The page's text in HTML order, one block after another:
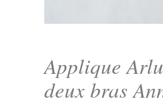
Applique
deux bras